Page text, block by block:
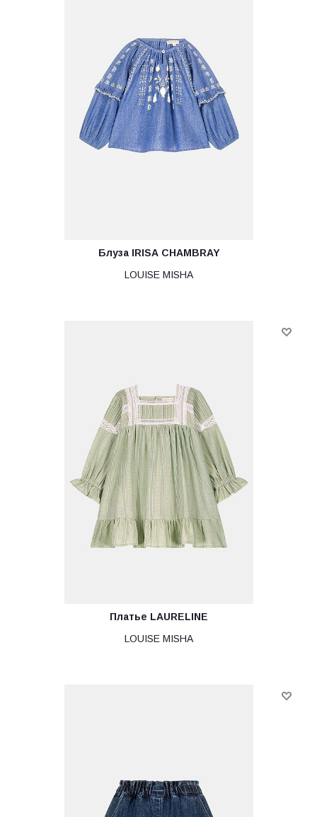
Блуза IRISA CHAMBRAY
LOUISE MISHA
Платье LAURELINE
LOUISE MISHA